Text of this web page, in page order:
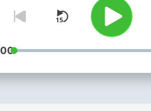
las 18:00 y
te suscribes.